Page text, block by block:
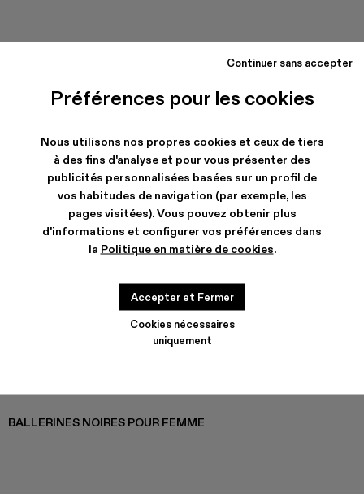
Préférences pour les cookies
Nous utilisons nos propres cookies et ceux de tiers
à des fins d'analyse et pour vous présenter des
publicités personnalisées basées sur un profil de
vos habitudes de navigation (par exemple, les
pages visitées). Vous pouvez obtenir plus
d'informations et configurer vos préférences dans
la Politique en matière de cookies.
Cookies nécessaires
uniquement
Continuer sans accepter
Accepter et Fermer
BALLERINES NOIRES POUR FEMME